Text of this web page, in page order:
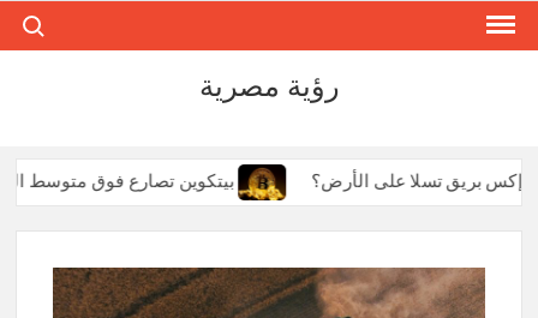
Skip
for:
رؤية مصرية
بيتكوين تصارع فوق متوسط الـ 50 يوماً بينما تترنح إيثريوم: هروب المليار دولار إكس بريق تسلا على الأرض؟